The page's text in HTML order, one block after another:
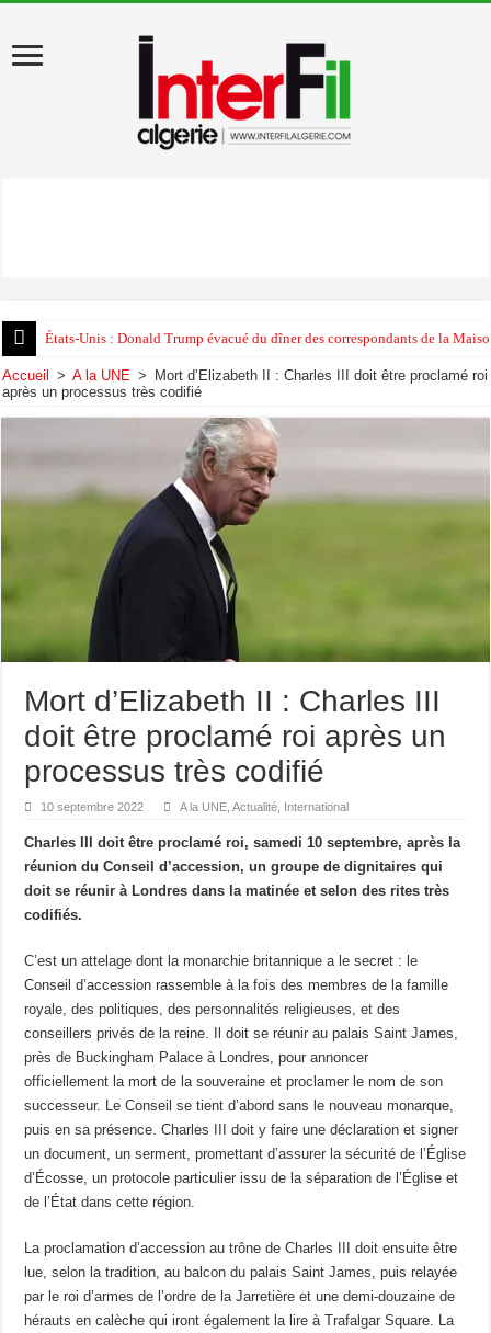
États-Unis : Donald Trump évacué du dîner des correspondants de la
Accueil > A la UNE >
Mort d’Elizabeth II : Charles III doit être proclamé roi
après un processus très codifié
Mort d’Elizabeth II : Charles III
doit être proclamé roi après un
processus très codifié
10 septembre 2022 A la UNE ,Actualité International
Charles III doit être proclamé roi, samedi 10 septembre, après la
réunion du Conseil d’accession, un groupe de dignitaires qui
doit se réunir à Londres dans la matinée et selon des rites très
codifiés.
C’est un attelage dont la monarchie britannique a le secret : le
Conseil d’accession rassemble à la fois des membres de la famille
royale, des politiques, des personnalités religieuses, et des
conseillers privés de la reine. Il doit se réunir au palais Saint James,
près de Buckingham Palace à Londres, pour annoncer
officiellement la mort de la souveraine et proclamer le nom de son
successeur. Le Conseil se tient d’abord sans le nouveau monarque,
puis en sa présence. Charles III doit y faire une déclaration et signer
un document, un serment, promettant d’assurer la sécurité de l’Église
d’Écosse, un protocole particulier issu de la séparation de l’Église et
de l’État dans cette région.
La proclamation d’accession au trône de Charles III doit ensuite être
lue, selon la tradition, au balcon du palais Saint James, puis relayée
par le roi d’armes de l’ordre de la Jarretière et une demi-douzaine de
hérauts en calèche qui iront également la lire à Trafalgar Square. La